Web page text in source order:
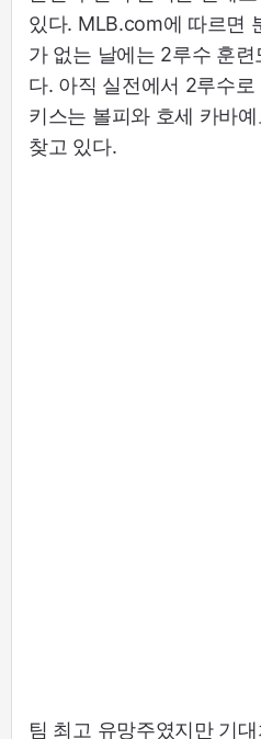
있다. MLB.com에 따르면
가 없는 날에는 2루수 훈
다. 아직 실전에서 2루수
키스는 볼피와 호세 카바
찾고 있다.
팀 최고 유망주였지만 기